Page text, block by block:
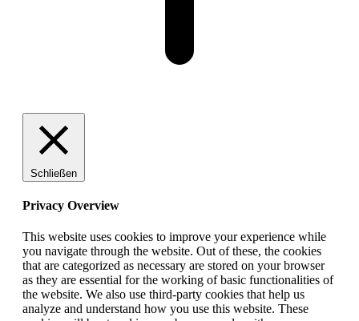
Schließen
Privacy Overview
This website uses cookies to improve your experience while
you navigate through the website. Out of these, the cookies
that are categorized as necessary are stored on your browser
as they are essential for the working of basic functionalities of
the website. We also use third-party cookies that help us
analyze and understand how you use this website. These